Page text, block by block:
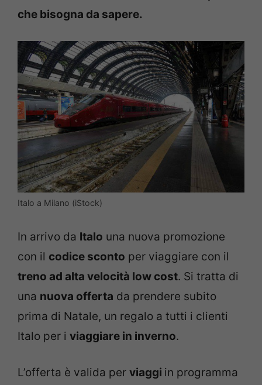
che bisogna da sapere.
Italo a Milano (iStock)
In arrivo da Italo una nuova promozione
con il codice sconto per viaggiare con il
treno ad alta velocità low cost. Si tratta di
una nuova offerta da prendere subito
prima di Natale, un regalo a tutti i clienti
Italo per i viaggiare in inverno.
L’offerta è valida per viaggi in programma